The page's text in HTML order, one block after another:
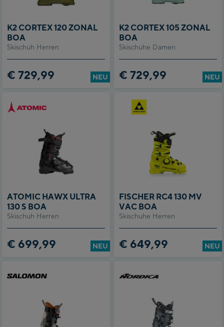
Skischuh Herren
K2 CORTEX 120 ZONAL
BOA
€ 729,99 NEU
Skischuhe Damen
K2 CORTEX 105 ZONAL
BOA
€ 729,99 NEU
Skischuh Herren
ATOMIC HAWX ULTRA
130 S BOA
€ 699,99 NEU
Skischuhe Herren
FISCHER RC4 130 MV
VAC BOA
€ 649,99 NEU